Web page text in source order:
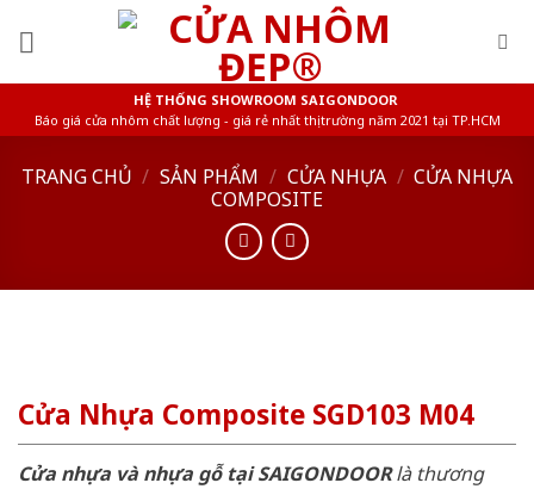
HỆ THỐNG SHOWROOM SAIGONDOOR
Báo giá cửa nhôm chất lượng - giá rẻ nhất thị trường năm 2021 tại TP.HCM
TRANG CHỦ / SẢN PHẨM / CỬA NHỰA / CỬA NHỰA
COMPOSITE
Cửa Nhựa Composite SGD103 M04
Cửa nhựa và nhựa gỗ tại SAIGONDOORlà thương